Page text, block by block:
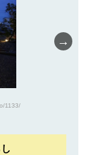
1133/
→